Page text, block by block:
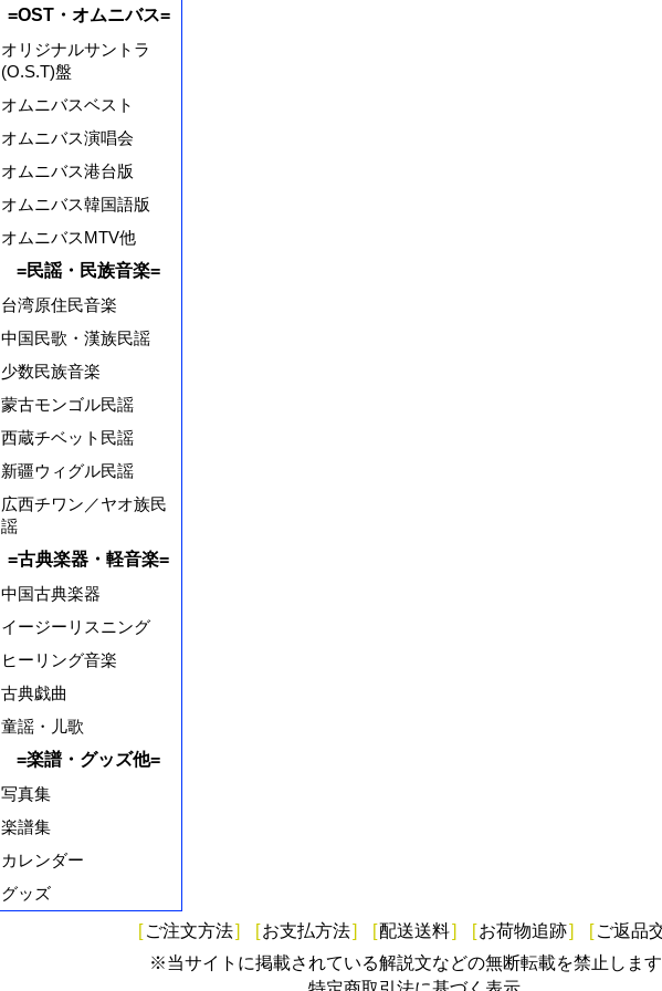
=OST・オムニバス=
オリジナルサントラ
(O.S.T)盤
オムニバスベスト
オムニバス演唱会
オムニバス港台版
オムニバス韓国語版
オムニバスMTV他
=民謡・民族音楽=
台湾原住民音楽
中国民歌・漢族民謡
少数民族音楽
蒙古モンゴル民謡
西蔵チベット民謡
新疆ウィグル民謡
広西チワン／ヤオ族民
謡
=古典楽器・軽音楽=
中国古典楽器
イージーリスニング
ヒーリング音楽
古典戯曲
童謡・儿歌
=楽譜・グッズ他=
写真集
楽譜集
カレンダー
グッズ
[ ご注文方法] [お支払方法] [配送送料] [お荷物追跡] [ ご返品
※当サイトに掲載されている解説文などの無断転載を禁止します